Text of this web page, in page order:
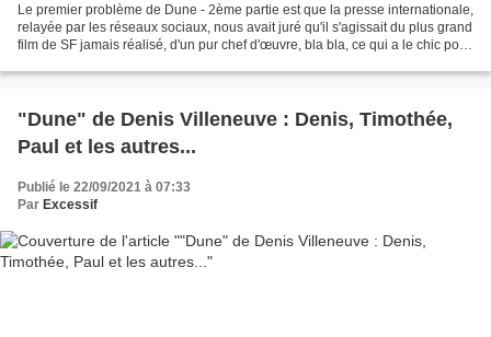
Le premier problème de Dune - 2ème partie est que la presse internationale,
relayée par les réseaux sociaux, nous avait juré qu'il s'agissait du plus grand
film de SF jamais réalisé, d'un pur chef d'œuvre, bla bla, ce qui a le chic pour
"Dune" de Denis Villeneuve : Denis, Timothée,
Paul et les autres...
Publié le 22/09/2021 à 07:33
Par Excessif